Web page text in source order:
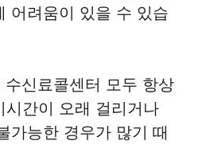
어려움이 있을 수 있습
신료콜센터 모두 항상
시간이 오래 걸리거나
가능한 경우가 많기 때